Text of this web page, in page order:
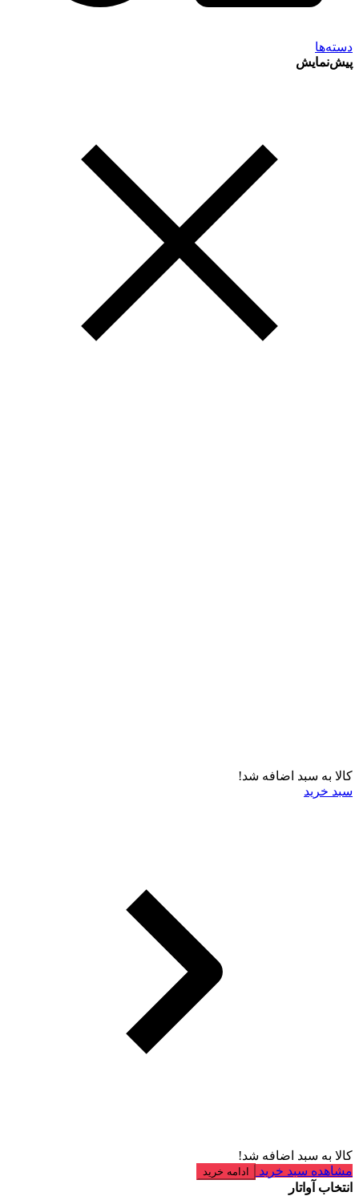
دسته‌ها
پیش‌نمایش
کالا به سبد اضافه شد!
سبد خرید
کالا به سبد اضافه شد!
مشاهده سبد خرید
ادامه خرید
انتخاب آواتار